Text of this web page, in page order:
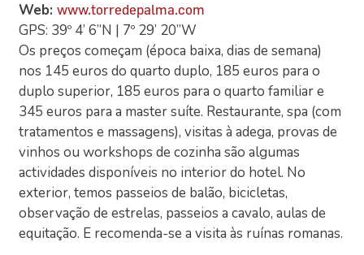
Web:www.torredepalma.com
GPS: 39º 4’ 6’’N | 7º 29’ 20’’W
Os preços começam (época baixa, dias de semana)
nos 145 euros do quarto duplo, 185 euros para o
duplo superior, 185 euros para o quarto familiar e
345 euros para a master suíte. Restaurante, spa (com
tratamentos e massagens), visitas à adega, provas de
vinhos ou workshops de cozinha são algumas
actividades disponíveis no interior do hotel. No
exterior, temos passeios de balão, bicicletas,
observação de estrelas, passeios a cavalo, aulas de
equitação. E recomenda-se a visita às ruínas romanas.